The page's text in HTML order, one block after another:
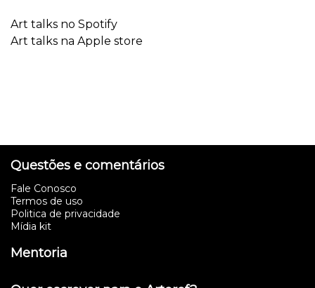
Art talks no Spotify
Art talks na Apple store
Questões e comentários
Fale Conosco
Termos de uso
Politica de privacidade
Mídia kit
Mentoria